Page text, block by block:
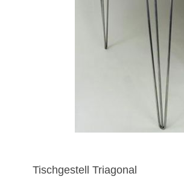
Tischgestell Triagonal